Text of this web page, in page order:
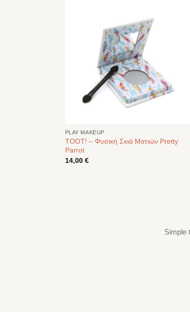
PLAY MAKEUP
TOOT! – Φυσική Σκιά Ματιών Pretty
Parrot
14,00 €
Simple